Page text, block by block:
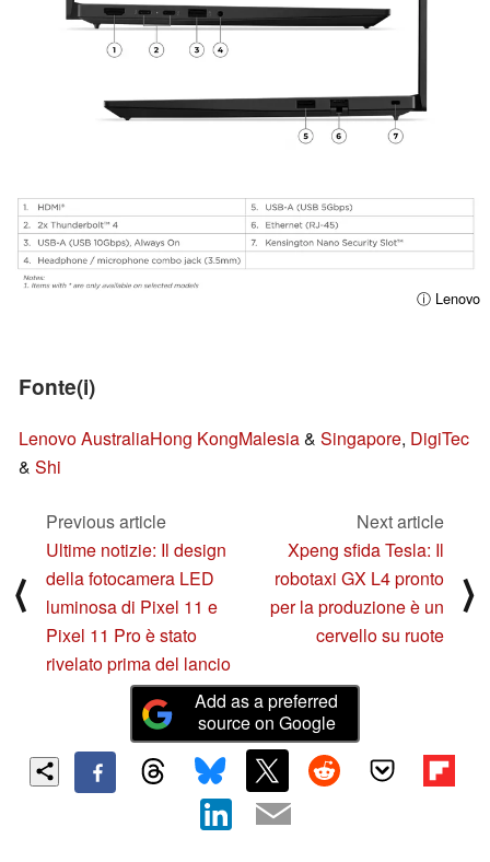
ⓘ Lenovo
Fonte(i)
Lenovo AustraliaHong KongMalesia& Singapore, DigiTec
& Shi
⟨
Previous article
Ultime notizie: Il design
della fotocamera LED
luminosa di Pixel 11 e
Pixel 11 Pro è stato
rivelato prima del lancio
Next article
Xpeng sfida Tesla: Il
robotaxi GX L4 pronto
per la produzione è un
cervello su ruote
⟩
Add as a preferred
source on Google